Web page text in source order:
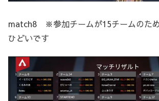
match8 ※参加チームが15チームのた
ひどいです